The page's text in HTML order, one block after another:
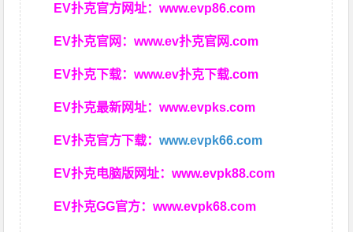
EV扑克官方网址：www.evp86.com
EV扑克官网：www.ev扑克官网.com
EV扑克下载：www.ev扑克下载.com
EV扑克最新网址：www.evpks.com
EV扑克官方下载：www.evpk66.com
EV扑克电脑版网址：www.evpk88.com
EV扑克GG官方：www.evpk68.com